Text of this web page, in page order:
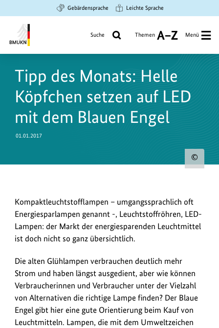
Hauptinhalt
springen
Suche
springen
Hauptnavigation
springen
Gebärdensprache Leichte Sprache
Umwelt,
Klimaschutz,
Naturschutz
nukleare
Sicherheit
Suche Themen
A
Z
Menü
Tipp des Monats: Helle
Köpfchen setzen auf LED
mit dem Blauen Engel
01.01.2017
Der
Blaue
Engel
gibt
gute
Orientierung
beim
Kauf
von
Leuchtmitteln.
Kompaktleuchtstofflampen – umgangssprachlich oft
Energiesparlampen genannt -, Leuchtstoffröhren, LED-
Lampen: der Markt der energiesparenden Leuchtmittel
ist doch nicht so ganz übersichtlich.
Die alten Glühlampen verbrauchen deutlich mehr
Strom und haben längst ausgedient, aber wie können
Verbraucherinnen und Verbraucher unter der Vielzahl
von Alternativen die richtige Lampe finden? Der Blaue
Engel gibt hier eine gute Orientierung beim Kauf von
Leuchtmitteln. Lampen, die mit dem Umweltzeichen